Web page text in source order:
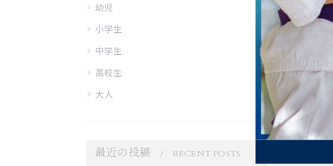
幼児
小学生
中学生
高校生
大人
最近の投稿 RECENT POSTS